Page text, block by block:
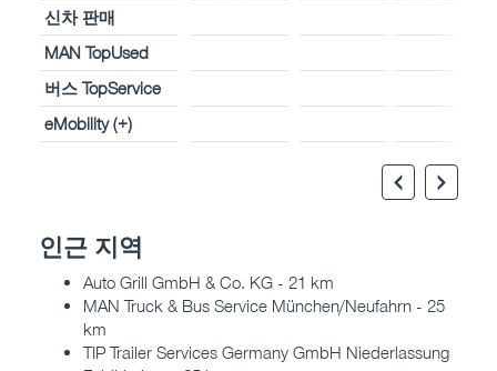
신차 판매
MAN TopUsed
버스 TopService
eMobility (+)
인근 지역
Auto Grill GmbH & Co. KG - 21 km
MAN Truck & Bus Service München/Neufahrn - 25
km
TIP Trailer Services Germany GmbH Niederlassung